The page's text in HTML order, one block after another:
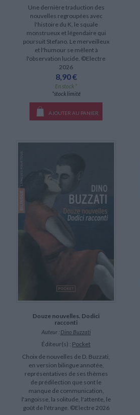
Une dernière traduction des
nouvelles regroupées avec
l'histoire du K, le squale
monstrueux et légendaire qui
poursuit Stefano. Le merveilleux
et l'humour se mêlent à
l'observation lucide. ©Electre
2026
8,90 €
En stock *
*stock limité
AJOUTER AU PANIER
Douze nouvelles. Dodici
racconti
Auteur : Dino Buzzati
Éditeur(s) : Pocket
Choix de nouvelles de D. Buzzati,
en version bilingue annotée,
représentatives de ses thèmes
de prédilection que sont le
manque de communication,
l'angoisse, la solitude, l'attente, le
goût de l'étrange. ©Electre 2026